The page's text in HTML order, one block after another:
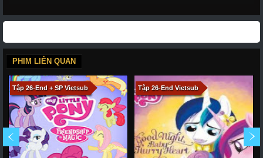
PHIM LIÊN QUAN
Tập 26-End + SP Vietsub Tập 26-End Vietsub